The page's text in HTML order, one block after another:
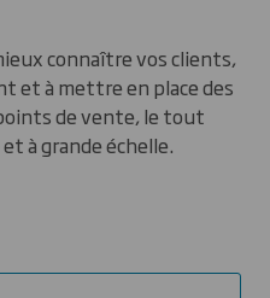
connaître vos clients,
et à mettre en place des
de vente, le tout
à grande échelle.